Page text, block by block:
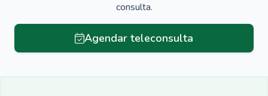
consulta.
Agendar teleconsulta